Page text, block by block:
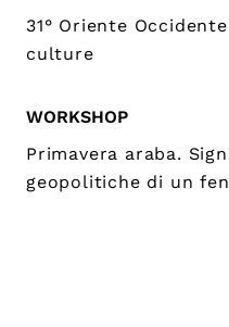
31° Oriente
culture
WORKSHOP
Primavera araba.
geopolitiche di un